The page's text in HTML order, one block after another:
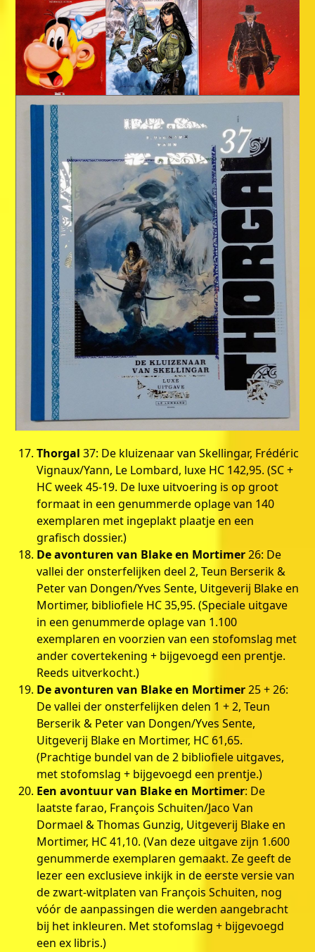
Thorgal 37: De kluizenaar van Skellingar, Frédéric
Vignaux/Yann, Le Lombard, luxe HC 142,95. (SC +
HC week 45-19. De luxe uitvoering is op groot
formaat in een genummerde oplage van 140
exemplaren met ingeplakt plaatje en een
grafisch dossier.)
De avonturen van Blake en Mortimer26: De
vallei der onsterfelijken deel 2, Teun Berserik &
Peter van Dongen/Yves Sente, Uitgeverij Blake en
Mortimer, bibliofiele HC 35,95. (Speciale uitgave
in een genummerde oplage van 1.100
exemplaren en voorzien van een stofomslag met
ander covertekening + bijgevoegd een prentje.
Reeds uitverkocht.)
De avonturen van Blake en Mortimer25 + 26:
De vallei der onsterfelijken delen 1 + 2, Teun
Berserik & Peter van Dongen/Yves Sente,
Uitgeverij Blake en Mortimer, HC 61,65.
(Prachtige bundel van de 2 bibliofiele uitgaves,
met stofomslag + bijgevoegd een prentje.)
Een avontuur van Blake en Mortimer: De
laatste farao, François Schuiten/Jaco Van
Dormael & Thomas Gunzig, Uitgeverij Blake en
Mortimer, HC 41,10. (Van deze uitgave zijn 1.600
genummerde exemplaren gemaakt. Ze geeft de
lezer een exclusieve inkijk in de eerste versie van
de zwart-witplaten van François Schuiten, nog
vóór de aanpassingen die werden aangebracht
bij het inkleuren. Met stofomslag + bijgevoegd
een ex libris.)